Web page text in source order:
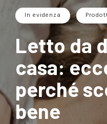
In evidenza
Letto da
casa:
perché
bene